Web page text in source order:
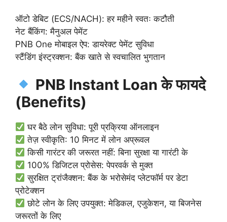
ऑटो डेबिट (ECS/NACH): हर महीने स्वतः कटौती
नेट बैंकिंग: मैनुअल पेमेंट
PNB One मोबाइल ऐप: डायरेक्ट पेमेंट सुविधा
स्टैंडिंग इंस्ट्रक्शन: बैंक खाते से स्वचालित भुगतान
PNB Instant Loan के फायदे
(Benefits)
घर बैठे लोन सुविधा: पूरी प्रक्रिया ऑनलाइन
तेज़ स्वीकृति: 10 मिनट में लोन अप्रूवल
किसी गारंटर की जरूरत नहीं: बिना सुरक्षा या गारंटी के
100% डिजिटल प्रोसेस: पेपरवर्क से मुक्त
सुरक्षित ट्रांजैक्शन: बैंक के भरोसेमंद प्लेटफॉर्म पर डेटा
प्रोटेक्शन
छोटे लोन के लिए उपयुक्त: मेडिकल, एजुकेशन, या बिजनेस
जरूरतों के लिए